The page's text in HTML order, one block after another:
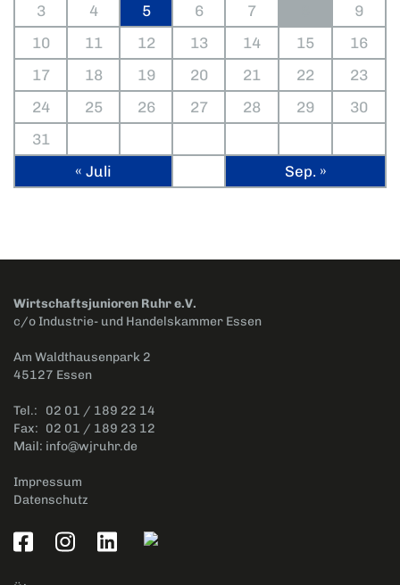
3
4 5 6 7
9
10
11 12 13 14 15
16
17
18 19 20 21 22
23
24
25 26 27 28 29
30
31
« Juli
Sep. »
Wirtschaftsjunioren Ruhr e.V.
c/o Industrie- und Handelskammer Essen
Am Waldthausenpark 2
45127 Essen
Tel.:
02 01 / 189 22 14
Fax: 02 01 / 189 23 12
Mail: info@wjruhr.de
Impressum
Datenschutz